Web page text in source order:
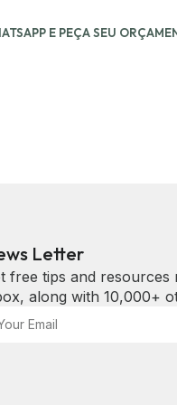
E PEÇA SEU
Letter
free tips and resources
along with 10,000+